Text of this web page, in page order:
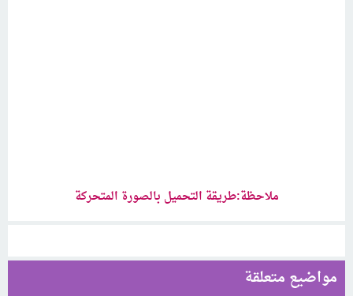
ملاحظة:طريقة التحميل بالصورة المتحركة
مواضيع متعلقة